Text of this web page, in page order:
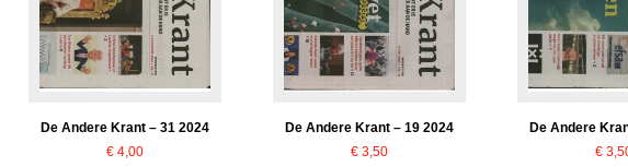
De Andere Krant – 31 2024
€ 4,00
De Andere Krant – 19 2024
€ 3,50
De Andere
€